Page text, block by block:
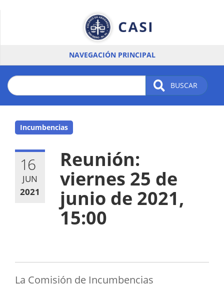
NAVEGACIÓN PRINCIPAL
BUSCAR
Incumbencias
16
JUN
2021
Reunión:
viernes 25 de
junio de 2021,
15:00
La Comisión de Incumbencias